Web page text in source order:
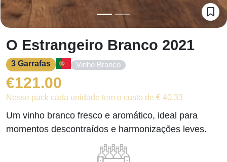
O Estrangeiro Branco 2021
3 Garrafas Vinho Branco
€121.00
Nesse pack cada unidade tem o custo de € 40.33
Um vinho branco fresco e aromático, ideal para
momentos descontraídos e harmonizações leves.